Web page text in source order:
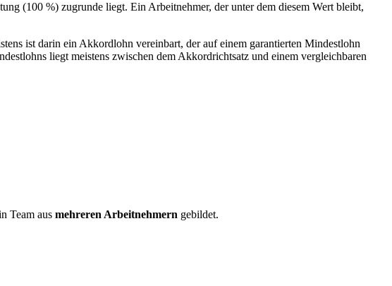
(100 %) zugrunde liegt. Ein Arbeitnehmer, der unter dem diesem Wert bleibt,
ist darin ein Akkordlohn vereinbart, der auf einem garantierten Mindestlohn
liegt meistens zwischen dem Akkordrichtsatz und einem vergleichbaren
Team aus mehreren Arbeitnehmern gebildet.